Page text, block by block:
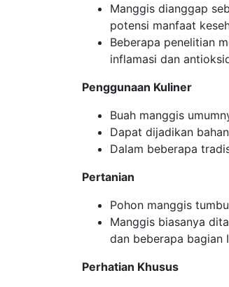
Manggis dianggap
potensi manfaat
Beberapa penelitian
inflamasi dan
Penggunaan Kuliner
Buah manggis
Dapat dijadikan
Dalam beberapa
Pertanian
Pohon manggis
Manggis biasanya
dan beberapa bagian
Perhatian Khusus